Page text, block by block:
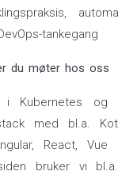
tankegang
du møter hos oss
i Kubernetes og
med bl.a.
React,
bruker vi